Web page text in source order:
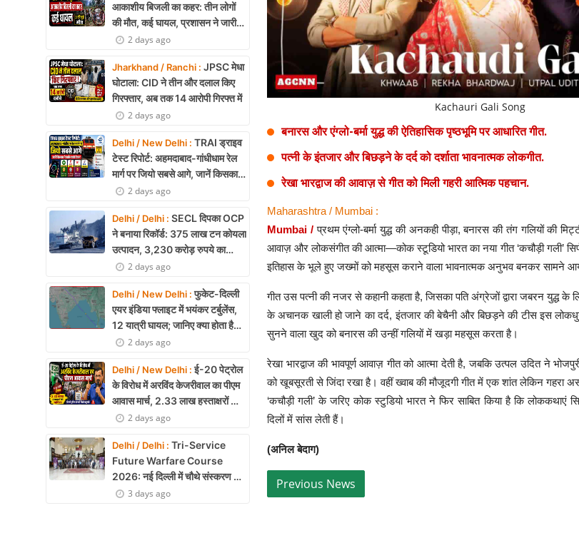
Literature
History Speaks
Contact Us
आकाशीय बिजली का कहर: तीन लोगों
की मौत, कई घायल, प्रशासन ने जारी
की चेतावनी
2 days ago
Jharkhand / Ranchi : JPSC मेधा
घोटाला: CID ने तीन और दलाल किए
गिरफ्तार, अब तक 14 आरोपी गिरफ्त में
2 days ago
Delhi / New Delhi : TRAI ड्राइव
टेस्ट रिपोर्ट: अहमदाबाद-गांधीधाम रेल
मार्ग पर जियो सबसे आगे, जानें किसका
नेटवर्क सबसे बेहतर
2 days ago
Delhi / Delhi : SECL दिपका OCP
ने बनाया रिकॉर्ड: 375 लाख टन कोयला
उत्पादन, 3,230 करोड़ रुपये का
मुनाफा2 days ago
Delhi / New Delhi :फुकेट-दिल्ली
एयर इंडिया फ्लाइट में भयंकर टर्बुलेंस,
12 यात्री घायल; जानिए क्या होता है
एयर टर्बुलेंस
2 days ago
Delhi / New Delhi :ई-20 पेट्रोल
के विरोध में अरविंद केजरीवाल का पीएम
आवास मार्च, 2.33 लाख हस्ताक्षरों की
याचिका2 days ago
Delhi / Delhi : Tri-Service
Future Warfare Course
2026: नई दिल्ली में चौथे संस्करण का
शुभारंभ3 days ago
Kachauri Gali Song
बनारस और एंग्लो-बर्मा युद्ध की ऐतिहासिक पृष्ठभूमि पर आधारित गीत.
पत्नी के इंतजार और बिछड़ने के दर्द को दर्शाता भावनात्मक लोकगीत.
रेखा भारद्वाज की आवाज़ से गीत को मिली गहरी आत्मिक पहचान.
Maharashtra / Mumbai :
Mumbai /प्रथम एंग्लो-बर्मा युद्ध की अनकही पीड़ा, बनारस की तंग गलियों की
आवाज़ और लोकसंगीत की आत्मा—कोक स्टूडियो भारत का नया गीत ‘कचौड़ी गली’
इतिहास के भूले हुए जख्मों को महसूस कराने वाला भावनात्मक अनुभव बनकर सामने
गीत उस पत्नी की नजर से कहानी कहता है, जिसका पति अंग्रेजों द्वारा जबरन युद्ध के
के अचानक खाली हो जाने का दर्द, इंतजार की बेचैनी और बिछड़ने की टीस इस
सुनने वाला खुद को बनारस की उन्हीं गलियों में खड़ा महसूस करता है।
रेखा भारद्वाज की भावपूर्ण आवाज़ गीत को आत्मा देती है, जबकि उत्पल उदित ने
को खूबसूरती से जिंदा रखा है। वहीं ख्वाब की मौजूदगी गीत में एक शांत लेकिन गहरा
‘कचौड़ी गली’ के जरिए कोक स्टुडियो भारत ने फिर साबित किया है कि लोककथाएं
दिलों में सांस लेती हैं।
(अनिल बेदाग)